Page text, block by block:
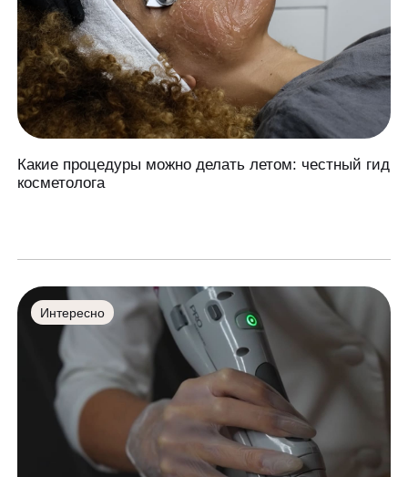
Какие процедуры можно делать летом: честный гид
косметолога
Интересно